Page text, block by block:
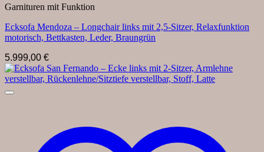
Garnituren mit Funktion
Ecksofa Mendoza – Longchair links mit 2,5-Sitzer, Relaxfunktion
motorisch, Bettkasten, Leder, Braungrün
5.999,00 €